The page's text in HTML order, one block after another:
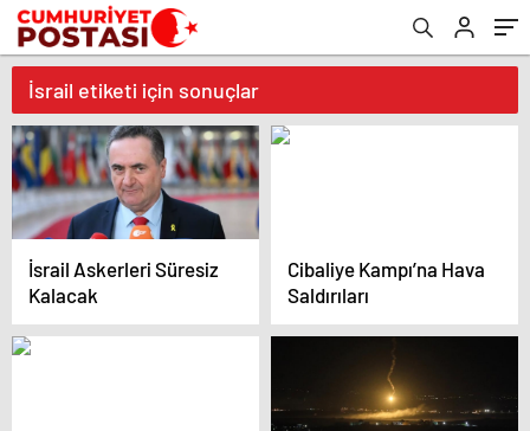
İsrail etiketi için sonuçlar
İsrail Askerleri Süresiz
Kalacak
Cibaliye Kampı’na Hava
Saldırıları